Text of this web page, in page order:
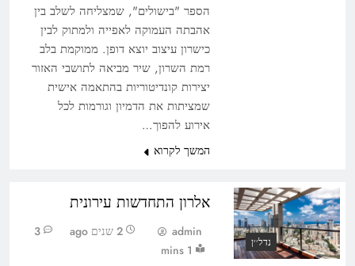
הספר "בישולים", שמצליחה לשלב בין
אהבתה העמוקה לאפייה ולמתוק לבין
כישרון עיצוב יוצא דופן. ממוקמת בלב
רמת השרון, שיר מביאה לתושבי האזור
יצירות קונדיטוריות בהתאמה אישית
שמציתות את הדמיון וגורמות לכל
אירוע להפוך…
המשך לקרוא
נדל׳׳ן
אלרון התחדשות עירונית
admin 2 שנים ago
3
1 mins